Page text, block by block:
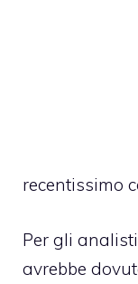
recentissimo
Per gli
avrebbe